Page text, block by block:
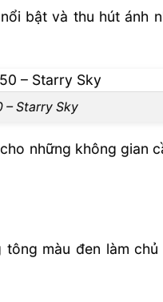
bật và thu hút ánh
– Starry Sky
những không gian
màu đen làm